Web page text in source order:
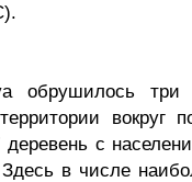
обрушилось
вокруг
с
в числе